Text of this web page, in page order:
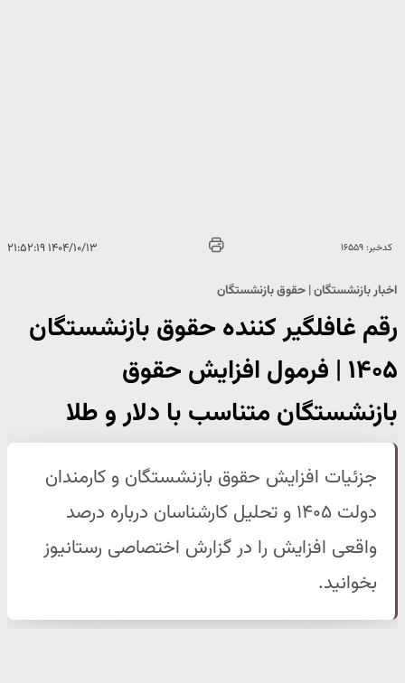
کدخبر: ۱۶۵۵۹ ۱۴۰۴/۱۰/۱۳ ۲۱:۵۲:۱۹
اخبار بازنشستگان | حقوق بازنشستگان
رقم غافلگیر کننده حقوق بازنشستگان
۱۴۰۵ | فرمول افزایش حقوق
بازنشستگان متناسب با دلار و طلا
جزئیات افزایش حقوق بازنشستگان و کارمندان
دولت ۱۴۰۵ و تحلیل کارشناسان درباره درصد
واقعی افزایش را در گزارش اختصاصی رستانیوز
بخوانید.